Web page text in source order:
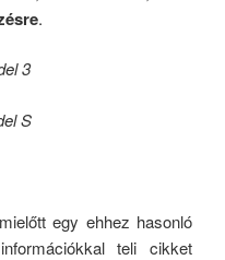
.
3
S
egy ehhez hasonló
teli cikket